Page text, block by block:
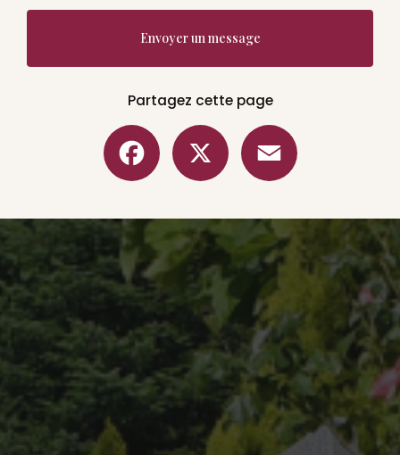
Envoyer un message
Partagez cette page
Facebook